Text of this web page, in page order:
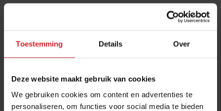
Toestemming Details Over
Deze website maakt gebruik van cookies
We gebruiken cookies om content en advertenties te
personaliseren, om functies voor social media te bieden
Antonini: “De manier waarop we vlees consumeren is
kraaiengerecht wil ik gasten laten zien dat ook
inderdaad erg smaakvol en is te vergelijken met de
smaak van wilde duif of eend.